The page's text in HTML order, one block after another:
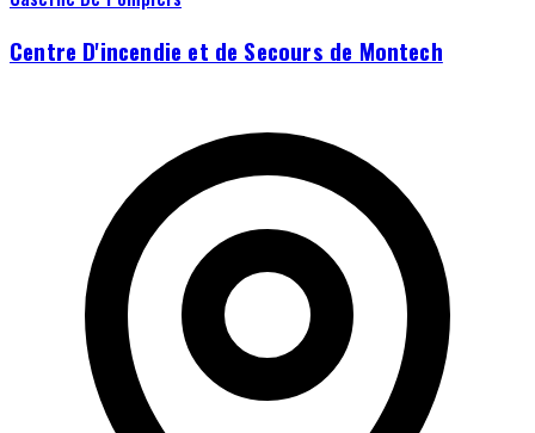
Centre D'incendie et de Secours de Montech